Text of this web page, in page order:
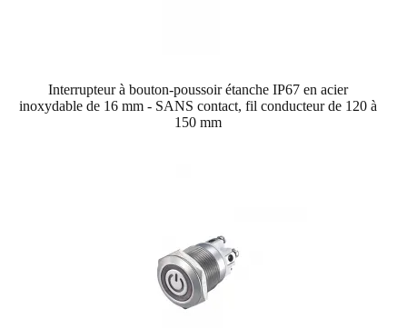
Interrupteur à bouton-poussoir étanche IP67 en acier
inoxydable de 16 mm - SANS contact, fil conducteur de 120 à
150 mm